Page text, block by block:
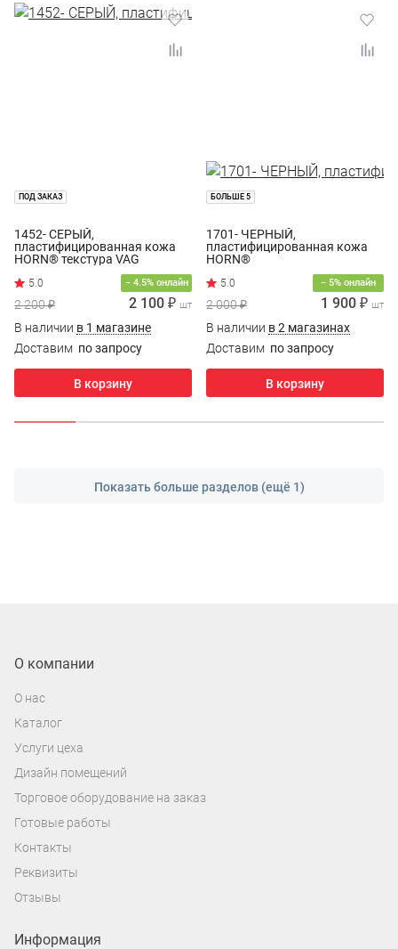
ПОД ЗАКАЗ
1452- СЕРЫЙ,
пластифицированная кожа
HORN® текстура VAG
− 4.5% онлайн
2 200 ₽ 2 100 ₽ шт
В наличии в 1 магазине
Доставим по запросу
В корзину
БОЛЬШЕ 5
1701- ЧЕРНЫЙ,
пластифицированная кожа
HORN®
− 5% онлайн
2 000 ₽ 1 900 ₽ шт
В наличии в 2 магазинах
Доставим по запросу
В корзину
Показать больше разделов (ещё 1)
О компании
О нас
Каталог
Услуги цеха
Дизайн помещений
Торговое оборудование на заказ
Готовые работы
Контакты
Реквизиты
Отзывы
Информация